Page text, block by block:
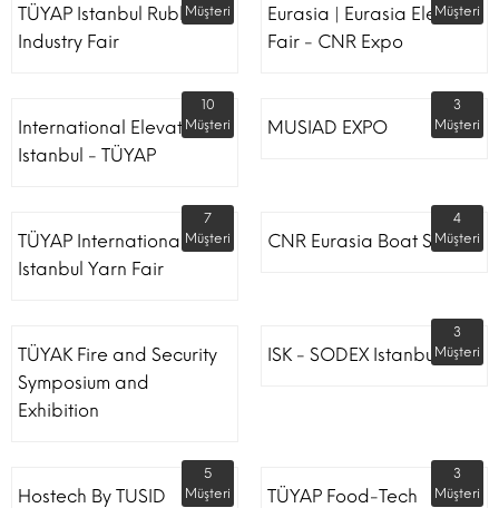
TÜYAP Istanbul Rubber
Industry Fair
Müşteri
Eurasia | Eurasia Elevator
Fair - CNR Expo
Müşteri
International Elevator
Istanbul - TÜYAP
10
Müşteri
MUSIAD EXPO
3
Müşteri
TÜYAP International
Istanbul Yarn Fair
7
Müşteri
CNR Eurasia Boat Show
4
Müşteri
TÜYAK Fire and Security
Symposium and
Exhibition
ISK - SODEX Istanbul
3
Müşteri
Hostech By TUSID
5
Müşteri
TÜYAP Food-Tech
3
Müşteri